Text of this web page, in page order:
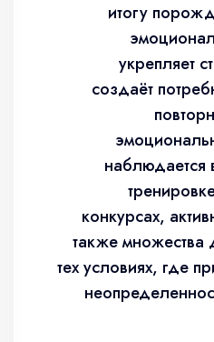
итогу
укрепляет
создаёт
наблюдается
конкурсах,
также множества
тех условиях, где